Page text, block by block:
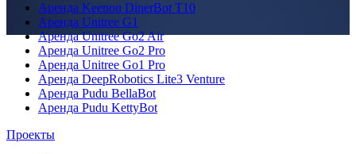
Аренда Keenon DinerBot T10
Аренда Unitree G1
Аренда Unitree Go2 Air
Аренда Unitree Go2 Pro
Аренда Unitree Go1 Pro
Аренда DeepRobotics Lite3 Venture
Аренда Pudu BellaBot
Аренда Pudu KettyBot
Проекты